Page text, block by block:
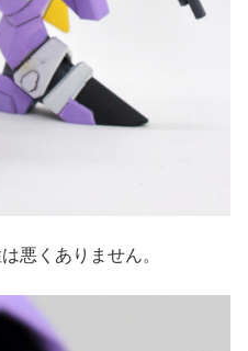
悪くありません。